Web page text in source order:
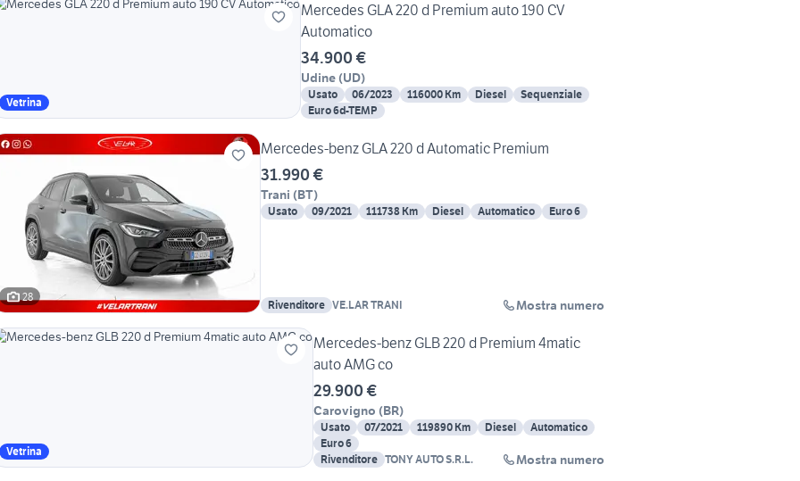
Vetrina
Mercedes GLA 220 d Premium auto 190 CV
Automatico
34.900 €
Udine (UD)
Usato 06/2023 116000 Km Diesel
Sequenziale
Euro 6d-TEMP
28
Mercedes-benz GLA 220 d Automatic Premium
31.990 €
Trani (BT)
Usato 09/2021 111738 Km Diesel Automatico Euro 6
Rivenditore VE.LAR TRANI Mostra numero
Vetrina
Mercedes-benz GLB 220 d Premium 4matic
auto AMG co
29.900 €
Carovigno (BR)
Usato 07/2021 119890 Km Diesel
Automatico
Euro 6
Rivenditore TONY AUTO S.R.L. Mostra numero